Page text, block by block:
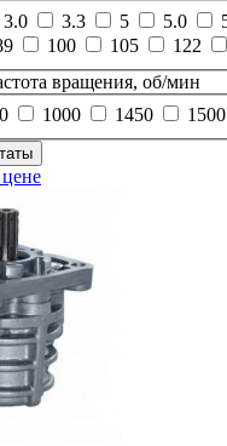
3.0 3.3 5 5.0
100 105 122
вращения, об/мин
1000 1450 1500